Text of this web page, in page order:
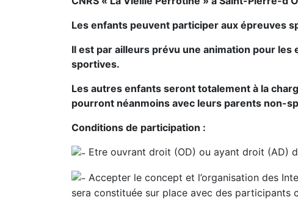
Les enfants peuvent participer aux épreuves
Il est par ailleurs prévu une animation pour
sportives.
Les autres enfants seront totalement à la
pourront néanmoins avec leurs parents non-
Conditions de participation :
Etre ouvrant droit (OD) ou ayant droit (AD)
Accepter le concept et l’organisation des
sera constituée sur place avec des participants